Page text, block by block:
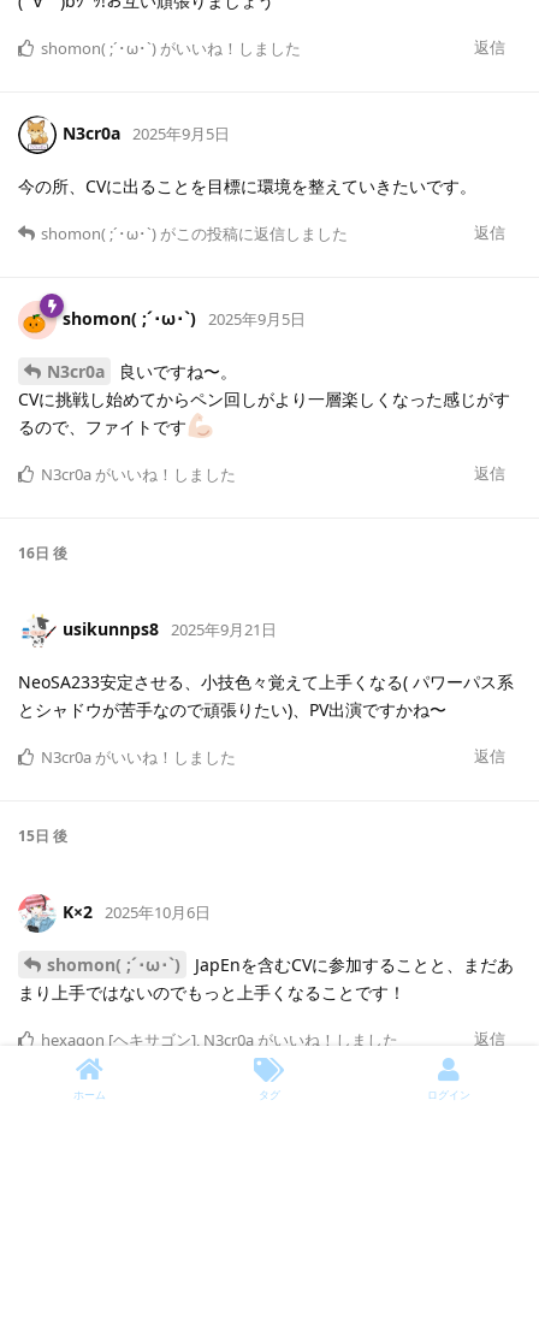
返信
shomon( ;´･ω･`) がいいね！しました
N3cr0a 2025年9月5日
今の所、CVに出ることを目標に環境を整えていきたいです。
返信
shomon( ;´･ω･`) がこの投稿に返信しました
shomon( ;´･ω･`) 2025年9月5日
N3cr0a
良いですね〜。
CVに挑戦し始めてからペン回しがより一層楽しくなった感じがす
るので、ファイトです
返信
N3cr0a がいいね！しました
16日 後
usikunnps8 2025年9月21日
NeoSA233安定させる、小技色々覚えて上手くなる( パワーパス系
とシャドウが苦手なので頑張りたい)、PV出演ですかね〜
返信
N3cr0a がいいね！しました
15日 後
K×2 2025年10月6日
shomon( ;´･ω･`)
JapEnを含むCVに参加することと、まだあ
まり上手ではないのでもっと上手くなることです！
返信
hexagon [ヘキサゴン], N3cr0a がいいね！しました
ホーム タグ ログイン